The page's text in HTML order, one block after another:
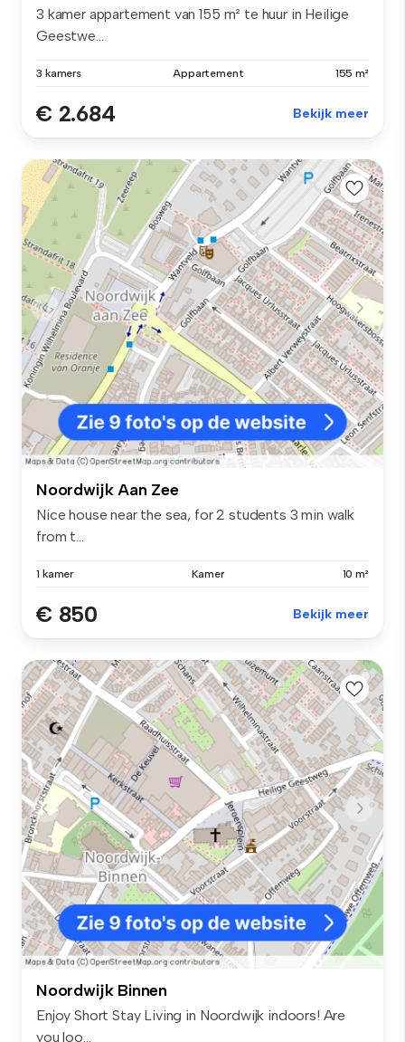
3 kamer appartement van 155 m² te huur in Heilige
Geestwe...
3 kamers Appartement 155 m²
€ 2.684 Bekijk meer
Noordwijk Aan Zee
Nice house near the sea, for 2 students 3 min walk
from t...
1 kamer Kamer 10 m²
€ 850 Bekijk meer
Noordwijk Binnen
Enjoy Short Stay Living in Noordwijk indoors! Are
you loo...